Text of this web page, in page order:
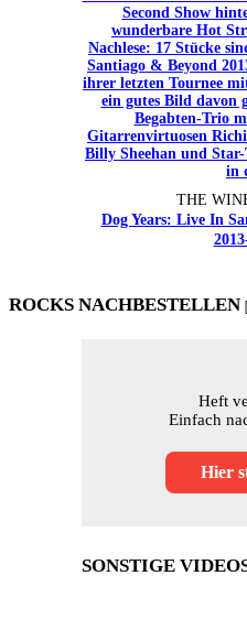
THE
Dog Years: Live In
ROCKS NACHBESTELLEN
Heft
Einfach
Hier
SONSTIGE